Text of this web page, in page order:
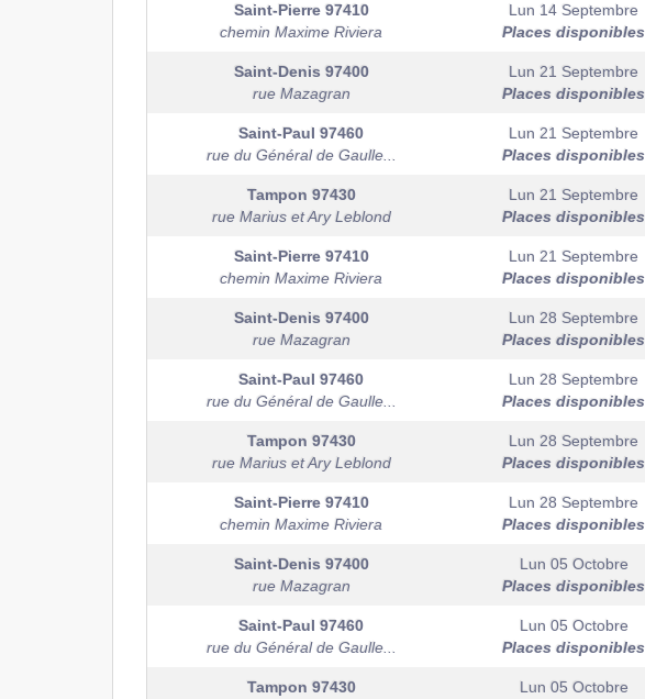
Saint-Pierre 97410
chemin Maxime Riviera
Lun 14 Septembre
Places disponibles
Saint-Denis 97400
rue Mazagran
Lun 21 Septembre
Places disponibles
Saint-Paul 97460
rue du Général de Gaulle...
Lun 21 Septembre
Places disponibles
Tampon 97430
rue Marius et Ary Leblond
Lun 21 Septembre
Places disponibles
Saint-Pierre 97410
chemin Maxime Riviera
Lun 21 Septembre
Places disponibles
Saint-Denis 97400
rue Mazagran
Lun 28 Septembre
Places disponibles
Saint-Paul 97460
rue du Général de Gaulle...
Lun 28 Septembre
Places disponibles
Tampon 97430
rue Marius et Ary Leblond
Lun 28 Septembre
Places disponibles
Saint-Pierre 97410
chemin Maxime Riviera
Lun 28 Septembre
Places disponibles
Saint-Denis 97400
rue Mazagran
Lun 05 Octobre
Places disponibles
Saint-Paul 97460
rue du Général de Gaulle...
Lun 05 Octobre
Places disponibles
Tampon 97430
Lun 05 Octobre